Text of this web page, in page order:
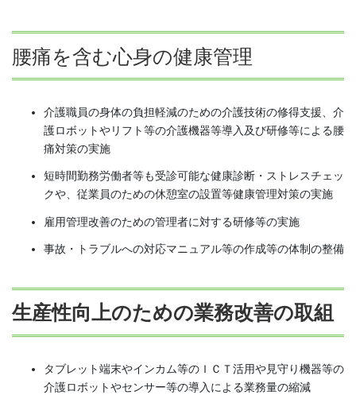
腰痛を含む心身の健康管理
介護職員の身体の負担軽減のための介護技術の修得支援、介
護ロボットやリフト等の介護機器等導入及び研修等による腰
痛対策の実施
短時間勤務労働者等も受診可能な健康診断・ストレスチェッ
クや、従業員のための休憩室の設置等健康管理対策の実施
雇用管理改善のための管理者に対する研修等の実施
事故・トラブルへの対応マニュアル等の作成等の体制の整備
生産性向上のための業務改善の取組
タブレット端末やインカム等のＩＣＴ活用や見守り機器等の
介護ロボットやセンサー等の導入による業務量の縮減